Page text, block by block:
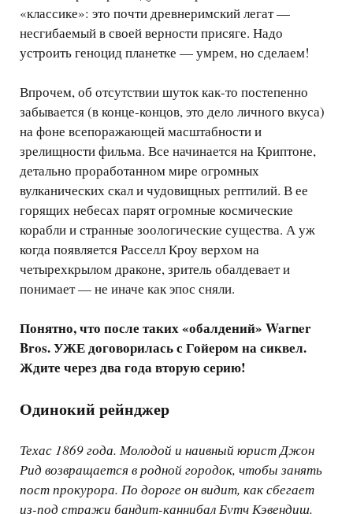
«классике»: это почти древнеримский легат —
несгибаемый в своей верности присяге. Надо
устроить геноцид планетке — умрем, но сделаем!
Впрочем, об отсутствии шуток как-то постепенно
забывается (в конце-концов, это дело личного вкуса)
на фоне всепоражающей масштабности и
зрелищности фильма. Все начинается на Криптоне,
детально проработанном мире огромных
вулканических скал и чудовищных рептилий. В ее
горящих небесах парят огромные космические
корабли и странные зоологические существа. А уж
когда появляется Расселл Кроу верхом на
четырехкрылом драконе, зритель обалдевает и
понимает — не иначе как эпос сняли.
Понятно, что после таких «обалдений» Warner
Bros. УЖЕ договорилась с Гойером на сиквел.
Ждите через два года вторую серию!
Одинокий рейнджер
Техас 1869 года. Молодой и наивный юрист Джон
Рид возвращается в родной городок, чтобы занять
пост прокурора. По дороге он видит, как сбегает
из-под стражи бандит-каннибал Бутч Кэвендиш.